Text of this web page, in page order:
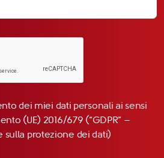
dei miei dati personali ai sensi
(UE) 2016/679 (“GDPR” –
sulla protezione dei dati)